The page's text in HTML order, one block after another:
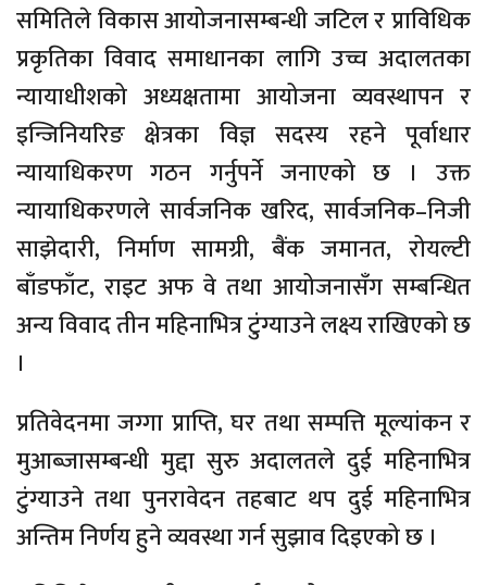
समितिले विकास आयोजनासम्बन्धी जटिल र प्राविधिक
प्रकृतिका विवाद समाधानका लागि उच्च अदालतका
न्यायाधीशको अध्यक्षतामा आयोजना व्यवस्थापन र
इन्जिनियरिङ क्षेत्रका विज्ञ सदस्य रहने पूर्वाधार
न्यायाधिकरण गठन गर्नुपर्ने जनाएको छ । उक्त
न्यायाधिकरणले सार्वजनिक खरिद, सार्वजनिक–निजी
साझेदारी, निर्माण सामग्री, बैंक जमानत, रोयल्टी
बाँडफाँट, राइट अफ वे तथा आयोजनासँग सम्बन्धित
अन्य विवाद तीन महिनाभित्र टुंग्याउने लक्ष्य राखिएको छ
।
प्रतिवेदनमा जग्गा प्राप्ति, घर तथा सम्पत्ति मूल्यांकन र
मुआब्जासम्बन्धी मुद्दा सुरु अदालतले दुई महिनाभित्र
टुंग्याउने तथा पुनरावेदन तहबाट थप दुई महिनाभित्र
अन्तिम निर्णय हुने व्यवस्था गर्न सुझाव दिइएको छ ।